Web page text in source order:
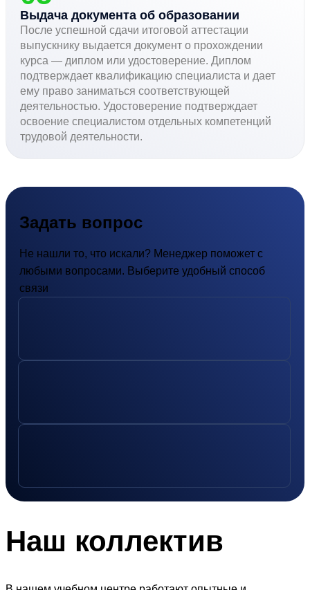
Выдача документа об образовании
После успешной сдачи итоговой аттестации
выпускнику выдается документ о прохождении
курса — диплом или удостоверение. Диплом
подтверждает квалификацию специалиста и дает
ему право заниматься соответствующей
деятельностью. Удостоверение подтверждает
освоение специалистом отдельных компетенций
трудовой деятельности.
Задать вопрос
Не нашли то, что искали? Менеджер поможет с
любыми вопросами. Выберите удобный способ
связи
Наш коллектив